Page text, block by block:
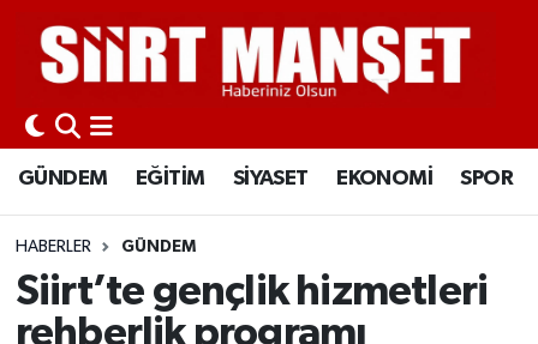
GÜNDEM EĞİTİM SİYASET EKONOMİ SPOR
HABERLER GÜNDEM
Siirt’te gençlik hizmetleri
rehberlik programı
GÜNDEM
EĞİTİM
SİYASET
EKONOMİ
SPOR
Siirt Nöbetçi Eczaneler
Siirt Hava Durumu
Siirt Namaz Vakitleri
Siirt Trafik Yoğunluk Haritası
Süper Lig Puan Durumu ve Fikstür